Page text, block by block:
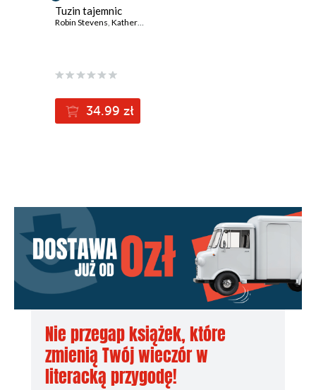
Tuzin tajemnic
Robin Stevens, Katherine Woodfine
34.99 zł
Nie przegap książek, które
zmienią Twój wieczór w
literacką przygodę!